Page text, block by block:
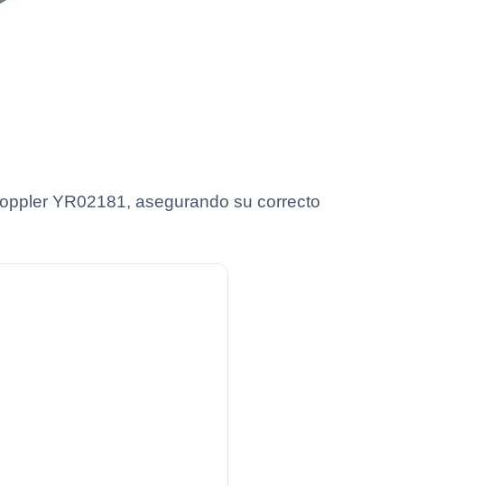
YR02181, asegurando su correcto